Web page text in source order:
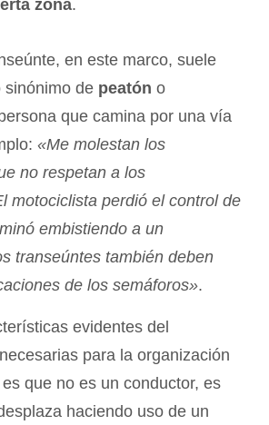
zona.
en este marco, suele
sinónimo de peatón o
que camina por una vía
«Me molestan los
no respetan a los
motociclista perdió el control de
embistiendo a un
transeúntes también deben
de los semáforos».
evidentes del
para la organización
que no es un conductor, es
haciendo uso de un